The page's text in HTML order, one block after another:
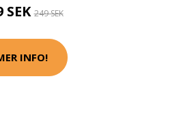
SEK249 SEK
INFO!